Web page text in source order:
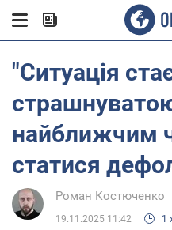
"Ситуація
найближчим
статися
Роман Костюченко
19.11.2025 11:42 1